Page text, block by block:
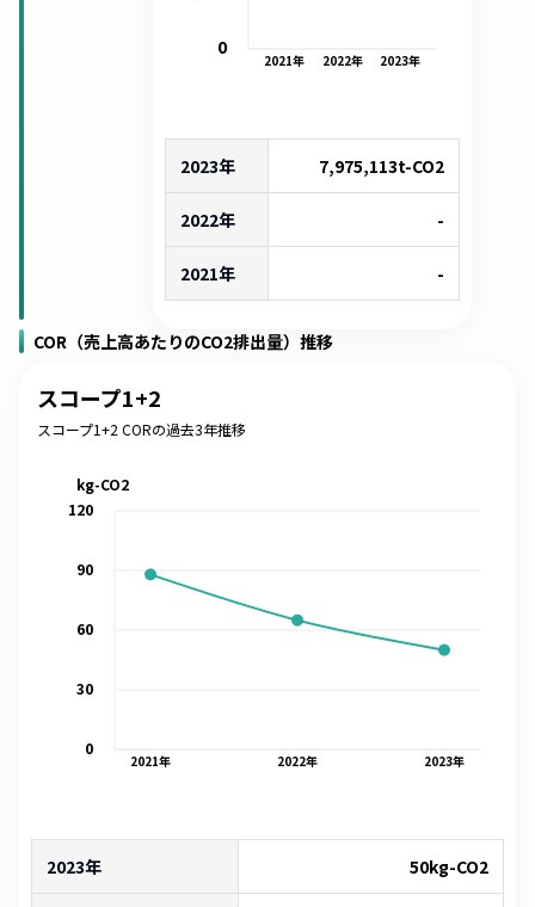
2021年 2022年 2023年
0
2023年 7,975,113t-CO2
2022年 -
2021年 -
COR（売上高あたりのCO2排出量）推移
スコープ1+2
スコープ1+2 CORの過去3年推移
2021年 2022年 2023年
0
30
60
90
120
kg-CO2
2023年 50kg-CO2